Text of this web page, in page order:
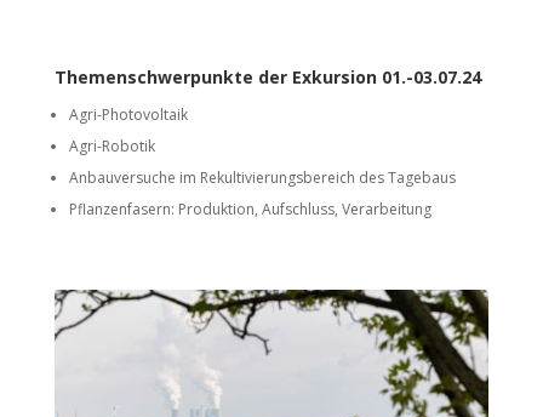
Themenschwerpunkte der Exkursion 01.-03.07.24
Agri-Photovoltaik
Agri-Robotik
Anbauversuche im Rekultivierungsbereich des Tagebaus
Pflanzenfasern: Produktion, Aufschluss, Verarbeitung